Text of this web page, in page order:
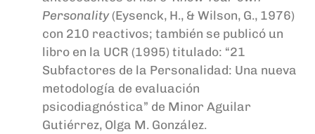
Personality(Eysenck, H., & Wilson, G., 1976)
con 210 reactivos; también se publicó un
libro en la UCR (1995) titulado: “21
Subfactores de la Personalidad: Una nueva
metodología de evaluación
psicodiagnóstica” de Minor Aguilar
Gutiérrez, Olga M. González.